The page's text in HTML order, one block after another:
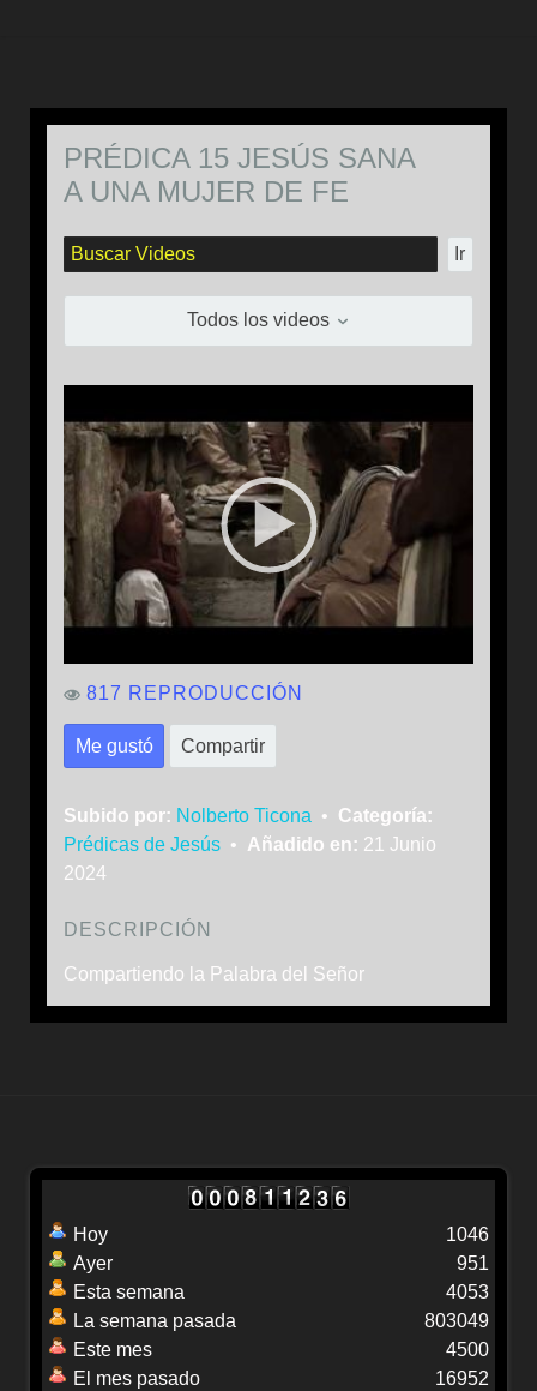
PRÉDICA 15 JESÚS SANA
A UNA MUJER DE FE
Ir
Todos los videos
817 REPRODUCCIÓN
Me gustó Compartir
Subido por: Nolberto Ticona • Categoría:
Prédicas de Jesús • Añadido en: 21 Junio
2024
DESCRIPCIÓN
Compartiendo la Palabra del Señor
Hoy
Ayer
Esta semana
La semana pasada
Este mes
El mes pasado
1046
951
4053
803049
4500
16952